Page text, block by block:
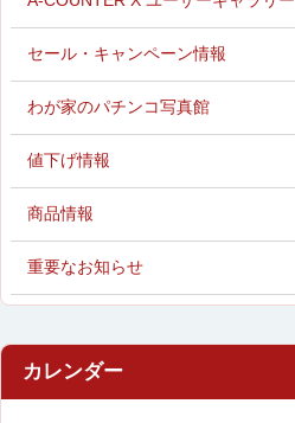
セール・キャンペーン情報
わが家のパチンコ写真館
値下げ情報
商品情報
重要なお知らせ